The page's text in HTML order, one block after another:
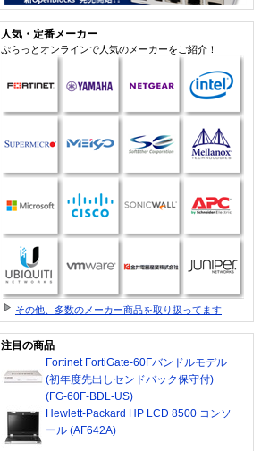
人気・定番メーカー
ぷらっとオンラインで人気のメーカーをご紹介！
その他、多数のメーカー商品を取り扱ってます
注目の商品
Fortinet FortiGate-60Fバンドルモデル
(初年度先出しセンドバック保守付)
(FG-60F-BDL-US)
Hewlett-Packard HP LCD 8500 コンソ
ール (AF642A)